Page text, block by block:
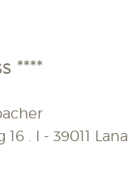
****
. I - 39011